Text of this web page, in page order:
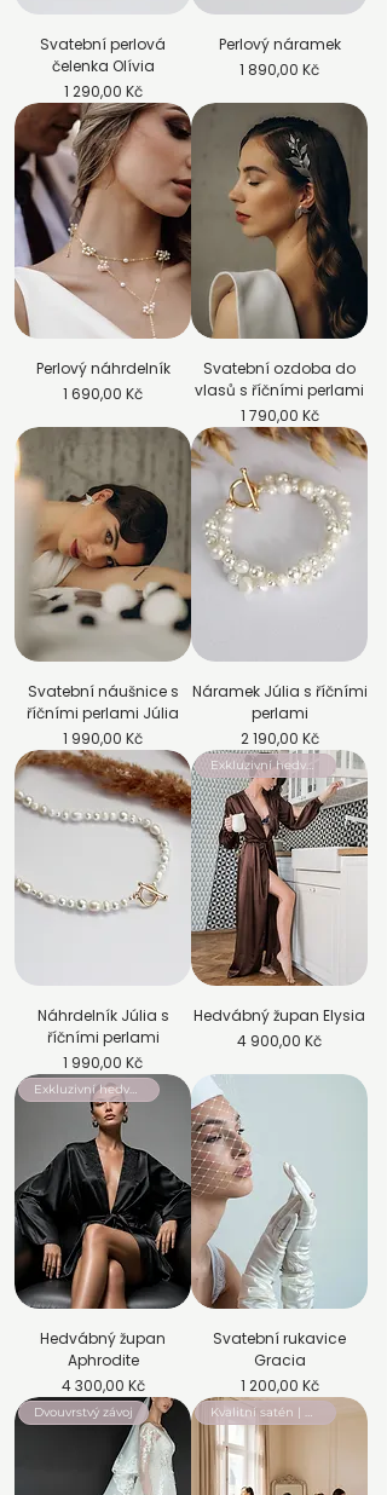
Svatební perlová
čelenka Olívia
Cena
1 290,00 Kč
Perlový náramek
Cena
1 890,00 Kč
Perlový náhrdelník
Cena
1 690,00 Kč
Svatební ozdoba do
vlasů s říčními perlami
Cena
1 790,00 Kč
Svatební náušnice s
říčními perlami Júlia
Cena
1 990,00 Kč
Náramek Júlia s říčními
perlami
Cena
2 190,00 Kč
Náhrdelník Júlia s
říčními perlami
Cena
1 990,00 Kč
Exkluzivní hedvábí
Hedvábný župan Elysia
Cena
4 900,00 Kč
Exkluzivní hedvábí
Hedvábný župan
Aphrodite
Cena
4 300,00 Kč
Svatební rukavice
Gracia
Cena
1 200,00 Kč
Dvouvrstvý závoj Kvalitní satén | Krátký župan